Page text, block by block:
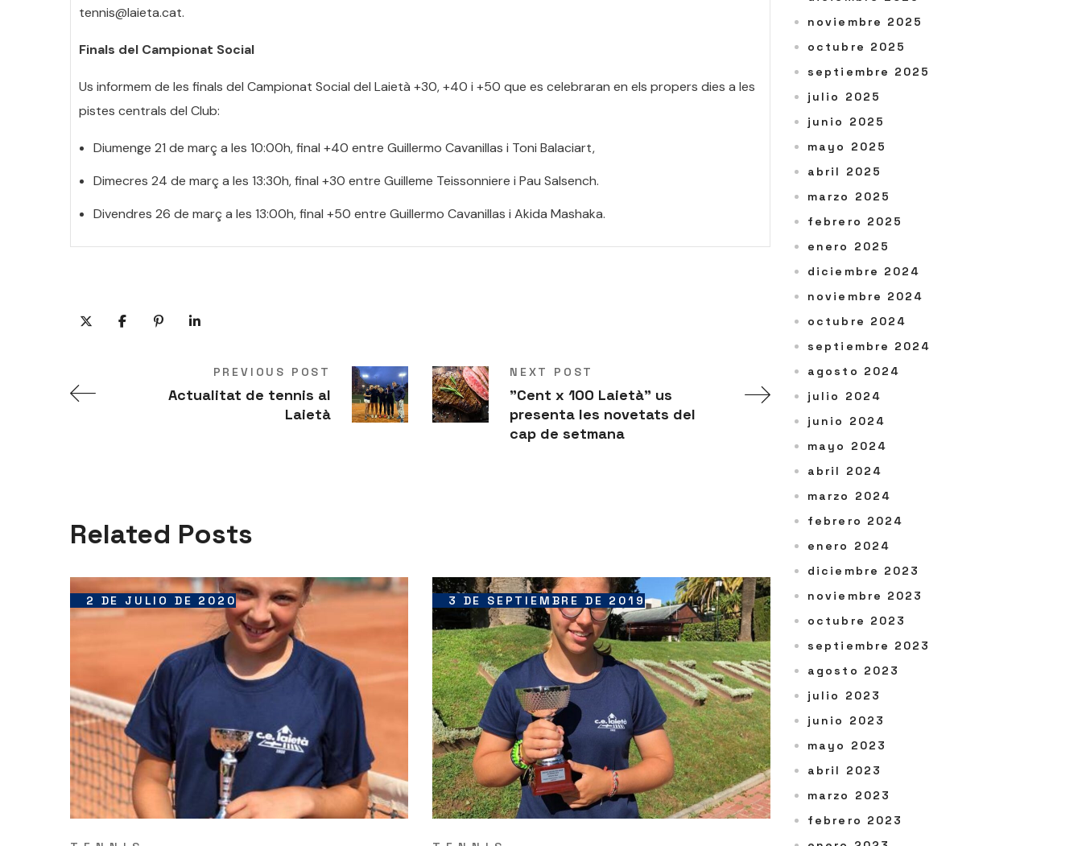
tennis@laieta.cat.
Finals del Campionat Social
Us informem de les finals del Campionat Social del Laietà +30, +40 i +50 que es celebraran en els propers dies a les
pistes centrals del Club:
Diumenge 21 de març a les 10:00h, final +40 entre Guillermo Cavanillas i Toni Balaciart,
Dimecres 24 de març a les 13:30h, final +30 entre Guilleme Teissonniere i Pau Salsench.
Divendres 26 de març a les 13:00h, final +50 entre Guillermo Cavanillas i Akida Mashaka.
PREVIOUS POST
Actualitat de tennis al
Laietà
NEXT POST
"Cent x 100 Laietà" us
presenta les novetats del
cap de setmana
Related Posts
2 DE JULIO DE 2020 3 DE SEPTIEMBRE DE 2019
noviembre 2025
octubre 2025
septiembre 2025
julio 2025
junio 2025
mayo 2025
abril 2025
marzo 2025
febrero 2025
enero 2025
diciembre 2024
noviembre 2024
octubre 2024
septiembre 2024
agosto 2024
julio 2024
junio 2024
mayo 2024
abril 2024
marzo 2024
febrero 2024
enero 2024
diciembre 2023
noviembre 2023
octubre 2023
septiembre 2023
agosto 2023
julio 2023
junio 2023
mayo 2023
abril 2023
marzo 2023
febrero 2023